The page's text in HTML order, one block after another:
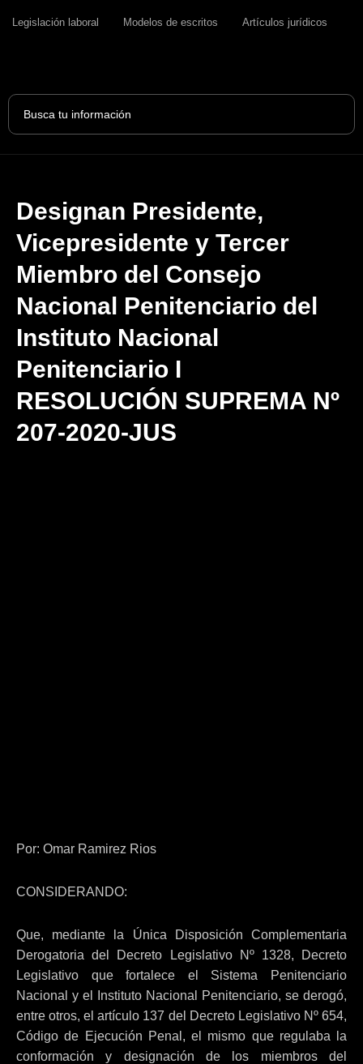
Legislación laboral Modelos de escritos Artículos jurídicos
Search
Designan Presidente,
Vicepresidente y Tercer
Miembro del Consejo
Nacional Penitenciario del
Instituto Nacional
Penitenciario I
RESOLUCIÓN SUPREMA Nº
207-2020-JUS
Por: Omar Ramirez Rios
CONSIDERANDO:
Que, mediante la Única Disposición Complementaria
Derogatoria del Decreto Legislativo Nº 1328, Decreto
Legislativo que fortalece el Sistema Penitenciario
Nacional y el Instituto Nacional Penitenciario, se derogó,
entre otros, el artículo 137 del Decreto Legislativo Nº 654,
Código de Ejecución Penal, el mismo que regulaba la
conformación y designación de los miembros del